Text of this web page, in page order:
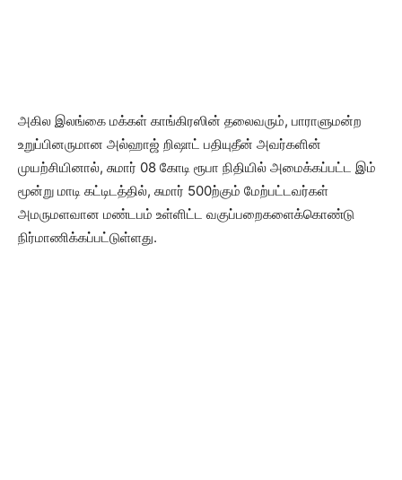
அகில இலங்கை மக்கள் காங்கிரஸின் தலைவரும், பாராளுமன்ற
உறுப்பினருமான அல்ஹாஜ் றிஷாட் பதியுதீன் அவர்களின்
முயற்சியினால், சுமார் 08 கோடி ரூபா நிதியில் அமைக்கப்பட்ட இம்
மூன்று மாடி கட்டிடத்தில், சுமார் 500ற்கும் மேற்பட்டவர்கள்
அமருமளவான மண்டபம் உள்ளிட்ட வகுப்பறைகளைக்கொண்டு
நிர்மாணிக்கப்பட்டுள்ளது.